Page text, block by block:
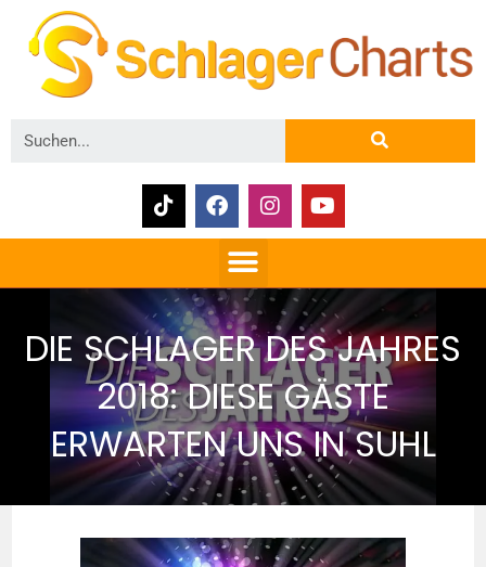
DIE SCHLAGER DES JAHRES
2018: DIESE GÄSTE
ERWARTEN UNS IN SUHL